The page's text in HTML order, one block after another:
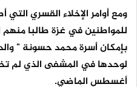
ومع أوامر الإخلاء القسري التي
للمواطنين في غزة طالبا
بإمكان أسرة محمد حسونة "
لوحدها في المشفى الذي لم
أغسطس الماضي.